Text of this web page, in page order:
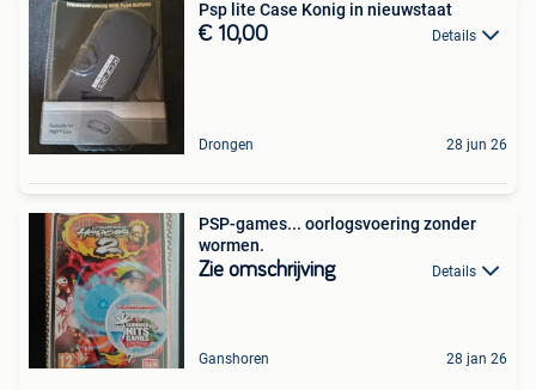
Psp lite Case Konig in nieuwstaat
€ 10,00 Details
Drongen 28 jun 26
PSP-games... oorlogsvoering zonder
wormen.
Zie omschrijving Details
Ganshoren 28 jan 26